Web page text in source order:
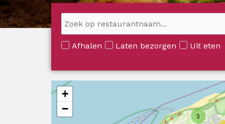
Afhalen Laten bezorgen Uit eten
3
+
−